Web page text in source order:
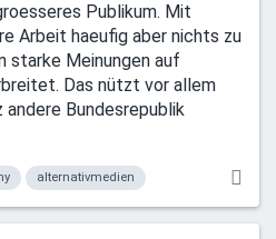
Publikum. Mit
Arbeit haeufig aber nichts zu
starke Meinungen auf
Das nützt vor allem
andere Bundesrepublik
alternativmedien